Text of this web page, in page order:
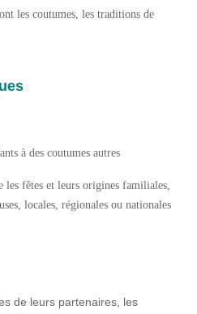
les coutumes, les traditions de
à des coutumes autres
les fêtes et leurs origines familiales,
locales, régionales ou nationales
de leurs partenaires, les